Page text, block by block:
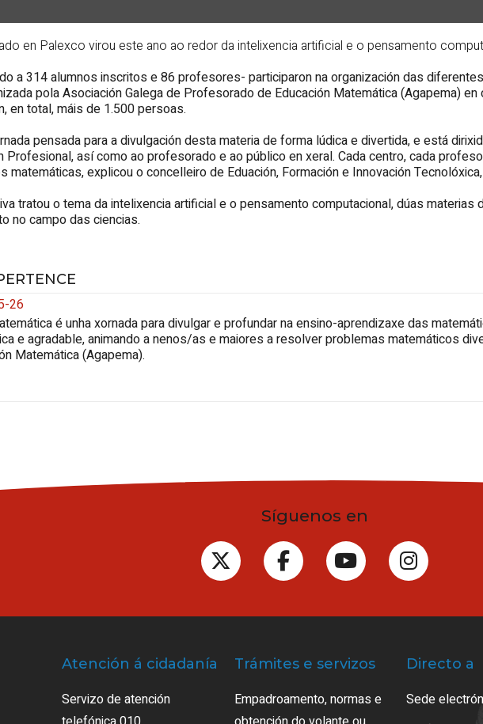
en Palexco virou este ano ao redor da intelixencia artificial e o pensamento
a 314 alumnos inscritos e 86 profesores- participaron na organización das
pola Asociación Galega de Profesorado de Educación Matemática (Agapema)
en total, máis de 1.500 persoas.
pensada para a divulgación desta materia de forma lúdica e divertida, e está
Profesional, así como ao profesorado e ao público en xeral. Cada centro, cada
explicou o concelleiro de Eduación, Formación e Innovación
tratou o tema da intelixencia artificial e o pensamento computacional, dúas
no campo das ciencias.
26
é unha xornada para divulgar e profundar na ensino-aprendizaxe das
e agradable, animando a nenos/as e maiores a resolver problemas matemáticos
Matemática (Agapema).
Síguenos en
Atención á cidadanía
Servizo de atención
Trámites e servizos
Empadroamento, normas e
Directo a
Sede